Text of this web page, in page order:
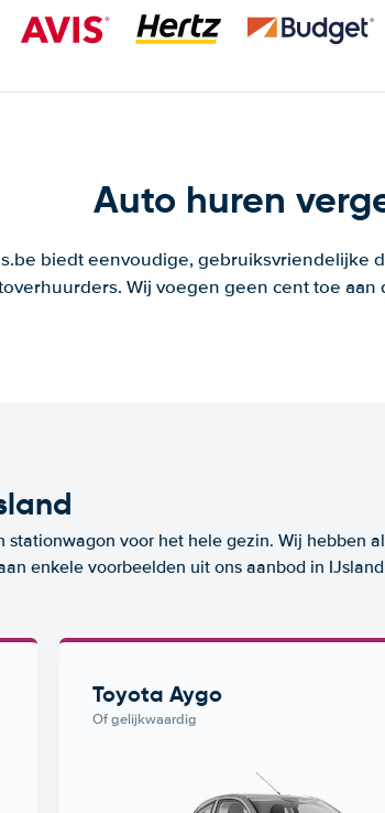
Auto huren
biedt eenvoudige, gebruiksvriendelijke
Wij voegen geen cent toe aan
voor het hele gezin. Wij hebben
enkele voorbeelden uit ons aanbod in IJsland
Toyota Aygo
Of gelijkwaardig